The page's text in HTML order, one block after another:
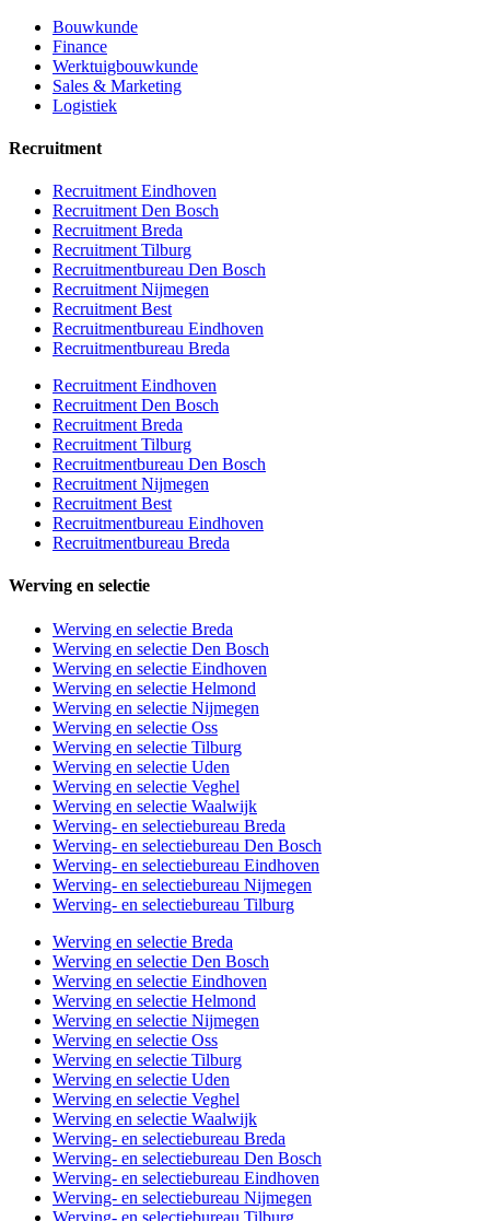
Bouwkunde
Finance
Werktuigbouwkunde
Sales & Marketing
Logistiek
Recruitment
Recruitment Eindhoven
Recruitment Den Bosch
Recruitment Breda
Recruitment Tilburg
Recruitmentbureau Den Bosch
Recruitment Nijmegen
Recruitment Best
Recruitmentbureau Eindhoven
Recruitmentbureau Breda
Recruitment Eindhoven
Recruitment Den Bosch
Recruitment Breda
Recruitment Tilburg
Recruitmentbureau Den Bosch
Recruitment Nijmegen
Recruitment Best
Recruitmentbureau Eindhoven
Recruitmentbureau Breda
Werving en selectie
Werving en selectie Breda
Werving en selectie Den Bosch
Werving en selectie Eindhoven
Werving en selectie Helmond
Werving en selectie Nijmegen
Werving en selectie Oss
Werving en selectie Tilburg
Werving en selectie Uden
Werving en selectie Veghel
Werving en selectie Waalwijk
Werving- en selectiebureau Breda
Werving- en selectiebureau Den Bosch
Werving- en selectiebureau Eindhoven
Werving- en selectiebureau Nijmegen
Werving- en selectiebureau Tilburg
Werving en selectie Breda
Werving en selectie Den Bosch
Werving en selectie Eindhoven
Werving en selectie Helmond
Werving en selectie Nijmegen
Werving en selectie Oss
Werving en selectie Tilburg
Werving en selectie Uden
Werving en selectie Veghel
Werving en selectie Waalwijk
Werving- en selectiebureau Breda
Werving- en selectiebureau Den Bosch
Werving- en selectiebureau Eindhoven
Werving- en selectiebureau Nijmegen
Werving- en selectiebureau Tilburg